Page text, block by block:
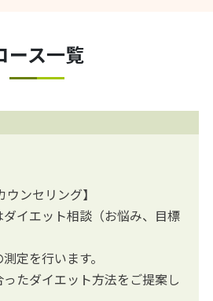
ース一覧
ウンセリング】
イエット相談（お悩み、目標
定を行います。
たダイエット方法をご提案し